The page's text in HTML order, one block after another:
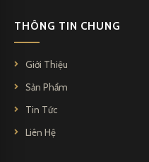
THÔNG TIN CHUNG
Giới Thiệu
Sản Phẩm
Tin Tức
Liên Hệ